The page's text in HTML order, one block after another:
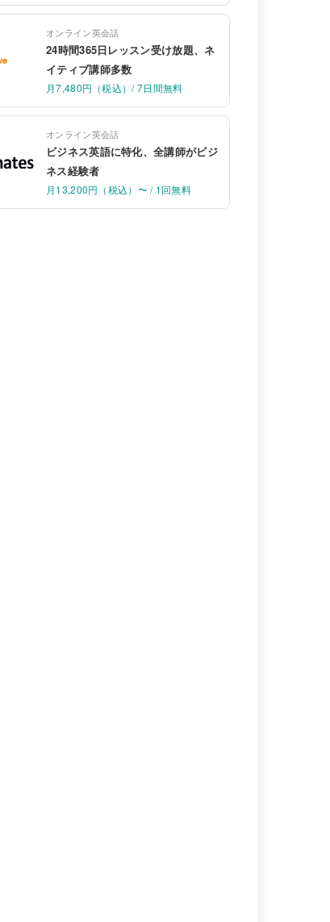
オンライン英会話
24時間365日レッスン受け放題、ネ
イティブ講師多数
月7,480円（税込）/ 7日間無料
オンライン英会話
ビジネス英語に特化、全講師がビジ
ネス経験者
月13,200円（税込）〜 / 1回無料